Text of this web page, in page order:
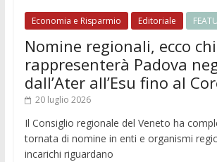
Economia e Risparmio Editoriale
Nomine regionali, ecco chi
rappresenterà Padova
dall’Ater all’Esu fino al
20 luglio 2026
Il Consiglio regionale del Veneto ha
tornata di nomine in enti e organismi
incarichi riguardano